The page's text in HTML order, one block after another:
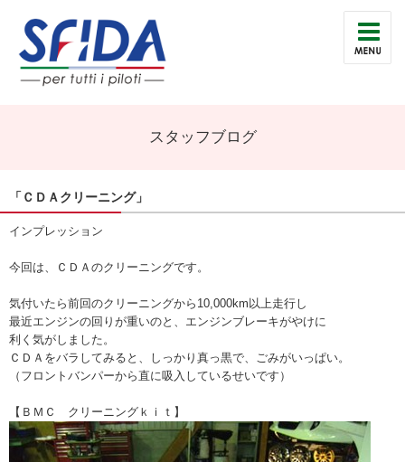
スタッフブログ
「ＣＤＡクリーニング」
インプレッション
今回は、ＣＤＡのクリーニングです。
気付いたら前回のクリーニングから10,000km以上走行し
最近エンジンの回りが重いのと、エンジンブレーキがやけに
利く気がしました。
ＣＤＡをバラしてみると、しっかり真っ黒で、ごみがいっぱい。
（フロントバンパーから直に吸入しているせいです）
【ＢＭＣ クリーニングｋｉｔ】